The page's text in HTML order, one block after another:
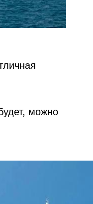
можно